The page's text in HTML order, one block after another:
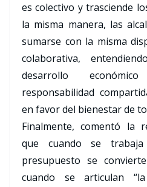
es colectivo y trasciende
la misma manera, las
sumarse con la misma
colaborativa,
desarrollo
responsabilidad
en favor del bienestar de
Finalmente, comentó la
que cuando se
presupuesto se
cuando se articulan